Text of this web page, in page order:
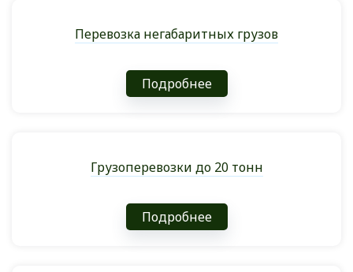
Перевозка негабаритных грузов
Подробнее
Грузоперевозки до 20 тонн
Подробнее